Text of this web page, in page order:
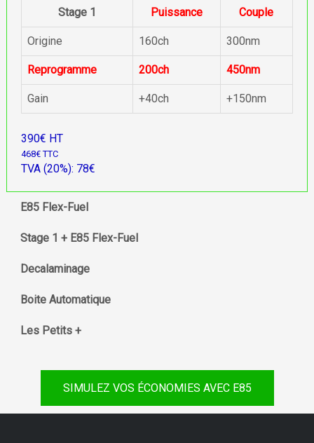
Stage 1
Puissance Couple
Origine 160ch 300nm
Reprogramme 200ch 450nm
Gain +40ch +150nm
390€ HT
468€ TTC
TVA (20%): 78€
E85 Flex-Fuel
Stage 1 + E85 Flex-Fuel
Decalaminage
Boite Automatique
Les Petits +
SIMULEZ VOS ÉCONOMIES AVEC E85